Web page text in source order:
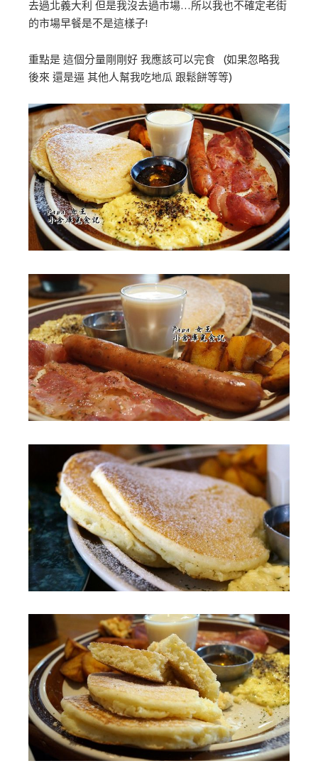
去過北義大利 但是我沒去過市場…所以我也不確定老街
的市場早餐是不是這樣子!
重點是 這個分量剛剛好 我應該可以完食 (如果忽略我
後來 還是逼 其他人幫我吃地瓜 跟鬆餅等等)